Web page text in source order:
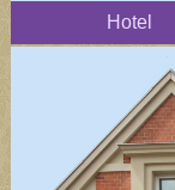
Hotel